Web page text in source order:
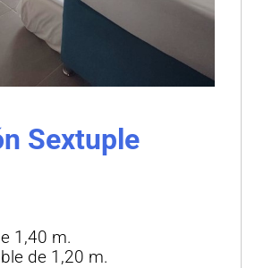
Sextuple
1,40 m.
de 1,20 m.